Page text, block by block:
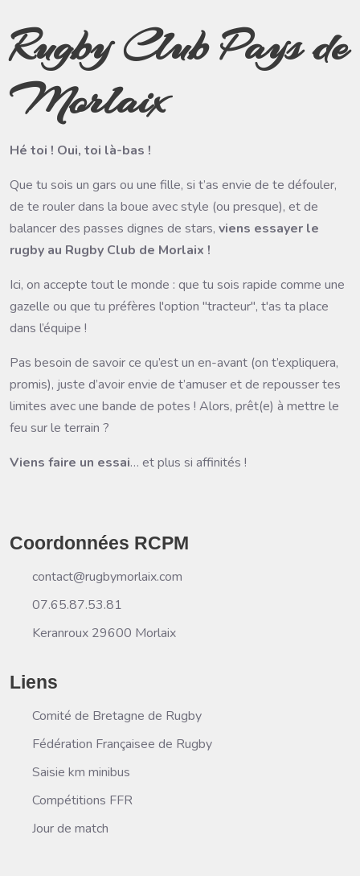
Rugby Club Pays de
Morlaix
Hé toi ! Oui, toi là-bas !
Que tu sois un gars ou une fille, si t’as envie de te défouler,
de te rouler dans la boue avec style (ou presque), et de
balancer des passes dignes de stars, viens essayer le
rugby au Rugby Club de Morlaix !
Ici, on accepte tout le monde : que tu sois rapide comme une
gazelle ou que tu préfères l'option "tracteur", t'as ta place
dans l’équipe ! ️
Pas besoin de savoir ce qu’est un en-avant (on t’expliquera,
promis), juste d’avoir envie de t’amuser et de repousser tes
limites avec une bande de potes ! Alors, prêt(e) à mettre le
feu sur le terrain ?
Viens faire un essai… et plus si affinités !
Coordonnées RCPM
contact@rugbymorlaix.com
07.65.87.53.81
Keranroux 29600 Morlaix
Liens
Comité de Bretagne de Rugby
Fédération Françaisee de Rugby
Saisie km minibus
Compétitions FFR
Jour de match